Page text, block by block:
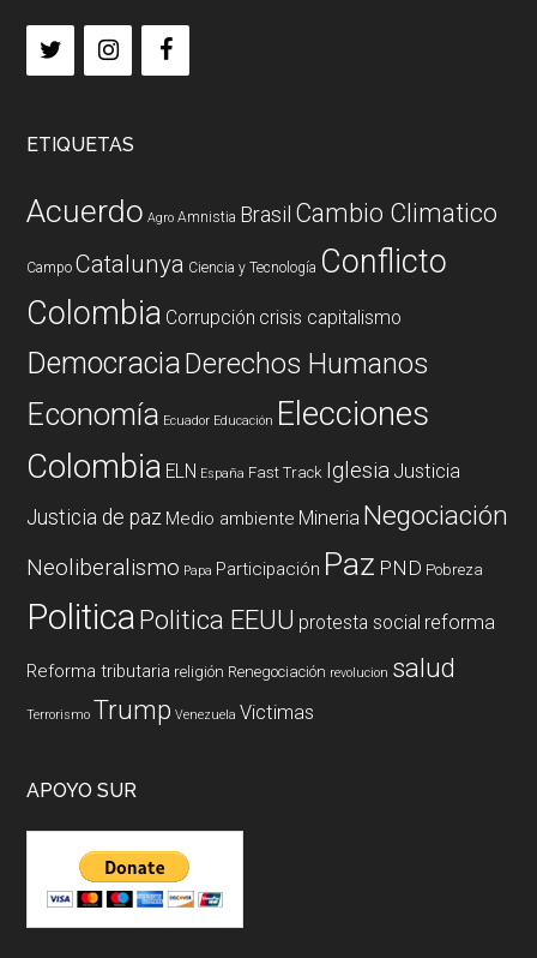
ETIQUETAS
Acuerdo Agro Amnistia Brasil Cambio Climatico
Campo Catalunya Ciencia y Tecnología Conflicto
Colombia Corrupción crisis capitalismo
DemocraciaDerechos Humanos
Economía Ecuador Educación Elecciones
Colombia ELN España Fast Track Iglesia Justicia
Justicia de paz Medio ambiente Mineria Negociación
Neoliberalismo Papa Participación Paz PND Pobreza
PoliticaPolitica EEUU protesta social reforma
Reforma tributaria religión Renegociación revolucion salud
Terrorismo Trump Venezuela Victimas
APOYO SUR